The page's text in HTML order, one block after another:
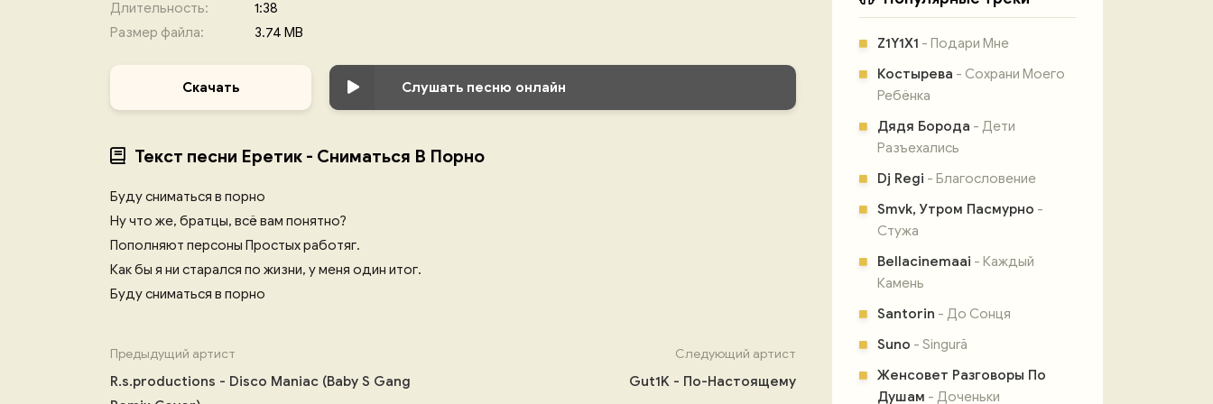
Длительность:
1:38
Размер файла:
3.74 MB
Скачать Слушать песню онлайн
Текст песни Еретик - Сниматься В Порно
Буду сниматься в порно
Ну что же, братцы, всё вам понятно?
Пополняют персоны Простых работяг.
Как бы я ни старался по жизни, у меня один итог.
Буду сниматься в порно
Предыдущий артист
R.s.productions - Disco Maniac (Baby S Gang
Следующий артист
Gut1K - По-Настоящему
Z1Y1X1 - Подари Мне
Костырева - Сохрани Моего
Ребёнка
Дядя Борода - Дети
Разъехались
Dj Regi - Благословение
Smvk, Утром Пасмурно -
Стужа
Bellacinemaai - Каждый
Камень
Santorin - До Сонця
Suno - Singură
Женсовет Разговоры По
Душам - Доченьки